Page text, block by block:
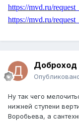
https://mvd.ru/
https://mvd.ru/
Доброход
Ну так чего
нижней ступени
Воробьева, а